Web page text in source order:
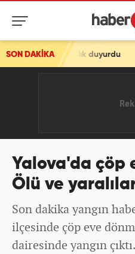
SON DAKİKA
Yalova'da çöp
Ölü ve
Son dakika yangın
ilçesinde çöp eve
dairesinde yangın